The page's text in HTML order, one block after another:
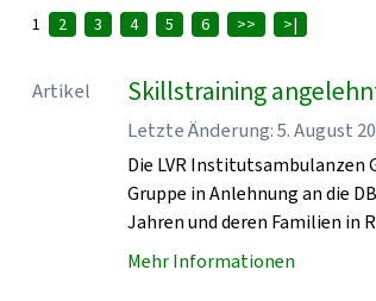
1 2 3 4 5 6 >> >|
Artikel Skillstraining
Letzte Änderung: 5. August
Die LVR Institutsambulanzen
Gruppe in Anlehnung an die
Jahren und deren Familien in
Mehr Informationen